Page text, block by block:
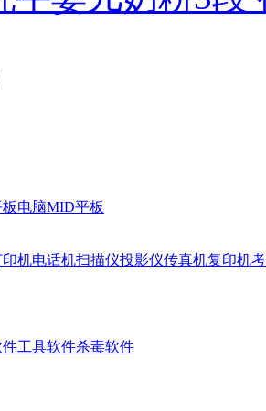
电脑MID平板
印机电话机扫描仪投影仪传真机复印机
件工具软件杀毒软件